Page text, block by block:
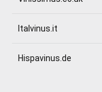
Italvinus.it
Hispavinus.de